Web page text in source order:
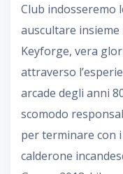
Club indosseremo
auscultare
Keyforge, vera
attraverso
arcade degli anni
scomodo
per terminare con
calderone